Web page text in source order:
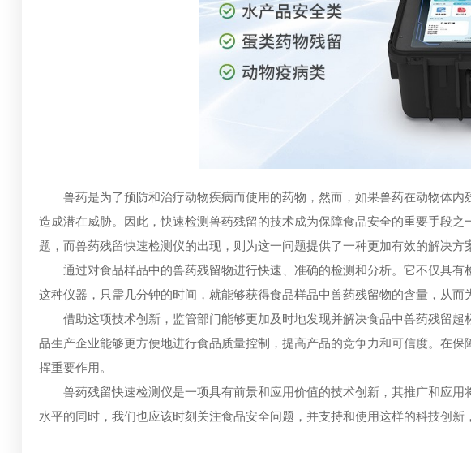
兽药是为了预防和治疗动物疾病而使用的药物，然而，如果兽药在动物体内
造成潜在威胁。因此，快速检测兽药残留的技术成为保障食品安全的重要手段
题，而兽药残留快速检测仪的出现，则为这一问题提供了一种更加有效的解决方
通过对食品样品中的兽药残留物进行快速、准确的检测和分析。它不仅具有
这种仪器，只需几分钟的时间，就能够获得食品样品中兽药残留物的含量，从而
借助这项技术创新，监管部门能够更加及时地发现并解决食品中兽药残留超
品生产企业能够更方便地进行食品质量控制，提高产品的竞争力和可信度。在
挥重要作用。
兽药残留快速检测仪是一项具有前景和应用价值的技术创新，其推广和应用
水平的同时，我们也应该时刻关注食品安全问题，并支持和使用这样的科技创新